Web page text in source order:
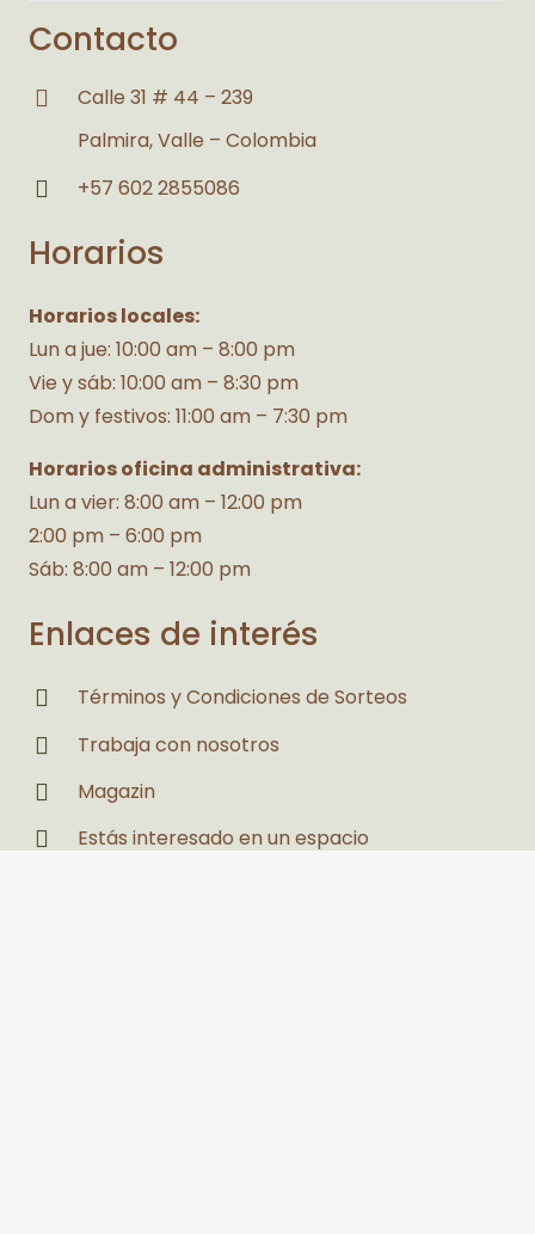
Contacto
Calle 31 # 44 – 239
Palmira, Valle – Colombia
+57 602 2855086
Horarios
Horarios locales:
Lun a jue: 10:00 am – 8:00 pm
Vie y sáb: 10:00 am – 8:30 pm
Dom y festivos: 11:00 am – 7:30 pm
Horarios oficina administrativa:
Lun a vier: 8:00 am – 12:00 pm
2:00 pm – 6:00 pm
Sáb: 8:00 am – 12:00 pm
Enlaces de interés
Términos y Condiciones de Sorteos
Trabaja con nosotros
Magazin
Estás interesado en un espacio